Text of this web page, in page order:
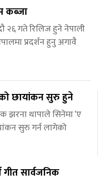
कब्जा
२६ गते रिलिज हुने नेपाली
प्रदर्शन हुनु अगावै
छायांकन सुरु हुने
झरना थापाले सिनेमा ‘ए
सुरु गर्न लागेको
गीत सार्वजनिक